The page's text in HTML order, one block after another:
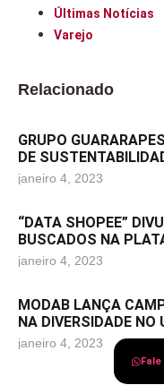
Últimas Notícias
Varejo
Relacionado
GRUPO
DE
janeiro 4, 2023
“DATA SHOPEE”
BUSCADOS NA
janeiro 4, 2023
MODAB LANÇA
NA DIVERSIDADE NO
janeiro 4, 2023
Fale